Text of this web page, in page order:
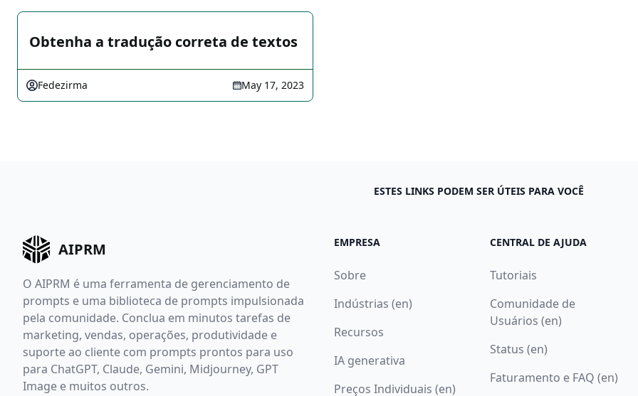
Obtenha a tradução correta de textos
Fedezirma May 17, 2023
ESTES LINKS PODEM SER ÚTEIS PARA VOCÊ
AIPRM
O AIPRM é uma ferramenta de gerenciamento de
prompts e uma biblioteca de prompts impulsionada
pela comunidade. Conclua em minutos tarefas de
marketing, vendas, operações, produtividade e
suporte ao cliente com prompts prontos para uso
para ChatGPT, Claude, Gemini, Midjourney, GPT
Image e muitos outros.
EMPRESA
Sobre
Indústrias (en)
Recursos
IA generativa
Preços Individuais (en)
CENTRAL DE AJUDA
Tutoriais
Comunidade de
Usuários (en)
Status (en)
Faturamento e FAQ (en)